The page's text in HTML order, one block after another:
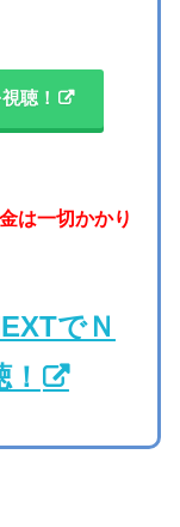
聴！
は一切かかり
でＮ